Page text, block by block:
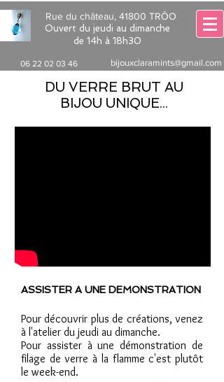
Rue du château, 41800 TRÔO
Ouvert du jeudi au dimanche
de 14h à 18h30
06 22 02 03 46 bijouxclaramints@gmail.com
DU VERRE BRUT AU
BIJOU UNIQUE...
ASSISTER A UNE DEMONSTRATION
Pour découvrir plus de créations, venez
à l'atelier du jeudi au dimanche.
Pour assister à une démonstration de
filage de verre à la flamme c'est plutôt
le week-end.